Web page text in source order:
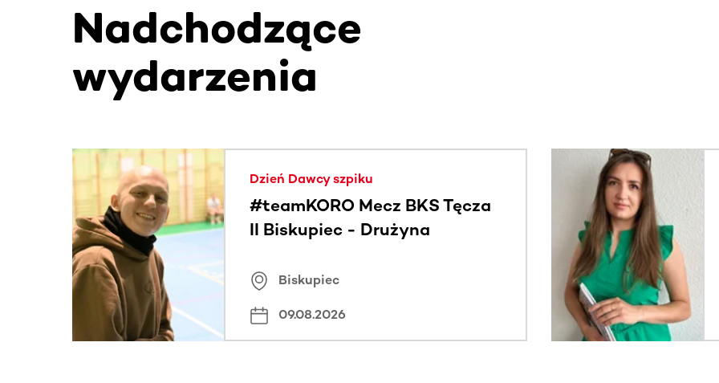
Nadchodzące
wydarzenia
Ta sekcja zawiera treści przewijane w poziomie. Użyj klawisza Tab lub przesuń palcem, aby zobaczyć
Dzień Dawcy szpiku
#teamKORO Mecz BKS Tęcza
II Biskupiec - Drużyna
Biskupiec
09.08.2026